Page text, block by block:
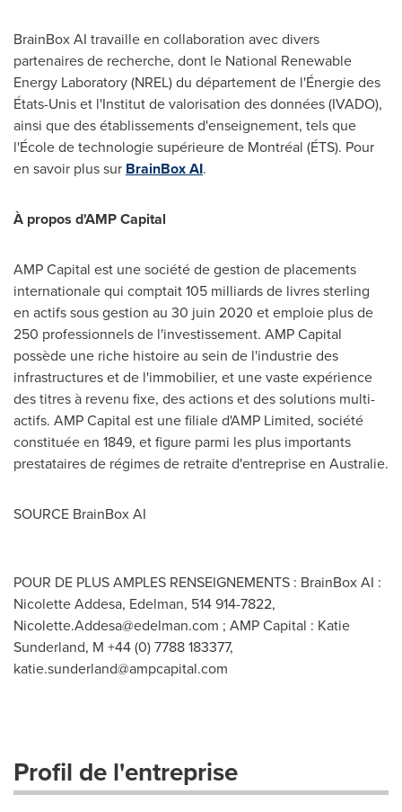
BrainBox AI travaille en collaboration avec divers
partenaires de recherche, dont le National Renewable
Energy Laboratory (NREL) du département de l'Énergie des
États-Unis et l'Institut de valorisation des données (IVADO),
ainsi que des établissements d'enseignement, tels que
l'École de technologie supérieure de Montréal (ÉTS). Pour
en savoir plus sur BrainBox AI.
À propos d'AMP Capital
AMP Capital est une société de gestion de placements
internationale qui comptait 105 milliards de livres sterling
en actifs sous gestion au 30 juin 2020 etemploie plus de
250 professionnels de l'investissement. AMP Capital
possède une riche histoire au sein de l'industrie des
infrastructures et de l'immobilier, et une vaste expérience
des titres à revenu fixe, des actions et des solutions multi-
actifs. AMP Capital est une filiale d'AMP Limited, société
constituée en 1849, etfigure parmi les plus importants
prestataires de régimes de retraite d'entreprise en Australie.
SOURCE BrainBox AI
POUR DE PLUS AMPLES RENSEIGNEMENTS : BrainBox AI :
Nicolette Addesa, Edelman, 514 914-7822,
Nicolette.Addesa@edelman.com ; AMP Capital : Katie
Sunderland, M +44 (0) 7788 183377,
katie.sunderland@ampcapital.com
Profil de l'entreprise